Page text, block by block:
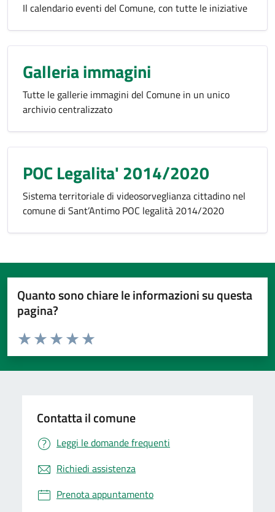
Il calendario eventi del Comune, con tutte le iniziative
Galleria immagini
Tutte le gallerie immagini del Comune in un unico
archivio centralizzato
POC Legalita' 2014/2020
Sistema territoriale di videosorveglianza cittadino nel
comune di Sant’Antimo POC legalità 2014/2020
Quanto sono chiare le informazioni su questa
pagina?
Valuta da 1 a 5 stelle la pagina
Valuta 5 stelle su 5
Valuta 4 stelle su 5
Valuta 3 stelle su 5
Valuta 2 stelle su 5
Valuta 1 stelle su 5
Contatta il comune
Leggi le domande frequenti
Richiedi assistenza
Prenota appuntamento